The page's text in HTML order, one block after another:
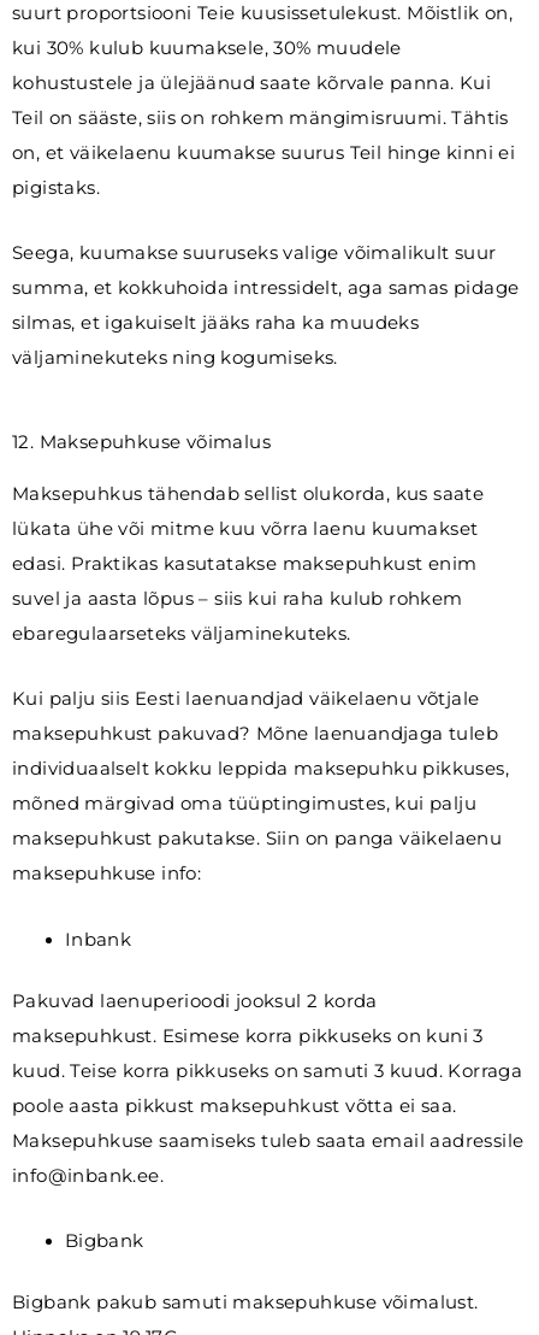
suurt proportsiooni Teie kuusissetulekust. Mõistlik on,
kui 30% kulub kuumaksele, 30% muudele
kohustustele ja ülejäänud saate kõrvale panna. Kui
Teil on sääste, siis on rohkem mängimisruumi. Tähtis
on, et väikelaenu kuumakse suurus Teil hinge kinni ei
pigistaks.
Seega, kuumakse suuruseks valige võimalikult suur
summa, et kokkuhoida intressidelt, aga samas pidage
silmas, et igakuiselt jääks raha ka muudeks
väljaminekuteks ning kogumiseks.
12. Maksepuhkuse võimalus
Maksepuhkus tähendab sellist olukorda, kus saate
lükata ühe või mitme kuu võrra laenu kuumakset
edasi. Praktikas kasutatakse maksepuhkust enim
suvel ja aasta lõpus – siis kui raha kulub rohkem
ebaregulaarseteks väljaminekuteks.
Kui palju siis Eesti laenuandjad väikelaenu võtjale
maksepuhkust pakuvad? Mõne laenuandjaga tuleb
individuaalselt kokku leppida maksepuhku pikkuses,
mõned märgivad oma tüüptingimustes, kui palju
maksepuhkust pakutakse. Siin on panga väikelaenu
maksepuhkuse info:
Inbank
Pakuvad laenuperioodi jooksul 2 korda
maksepuhkust. Esimese korra pikkuseks on kuni 3
kuud. Teise korra pikkuseks on samuti 3 kuud. Korraga
poole aasta pikkust maksepuhkust võtta ei saa.
Maksepuhkuse saamiseks tuleb saata email aadressile
info@inbank.ee.
Bigbank
Bigbank pakub samuti maksepuhkuse võimalust.